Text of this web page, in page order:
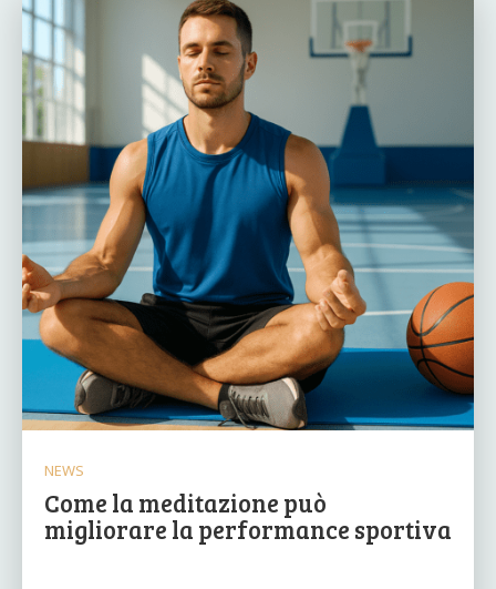
NEWS
Come la meditazione può
migliorare la performance sportiva